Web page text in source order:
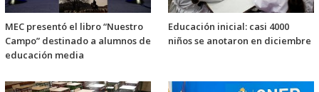
MEC presentó el libro “Nuestro
Campo” destinado a alumnos de
educación media
Educación inicial: casi 4000
niños se anotaron en diciembre